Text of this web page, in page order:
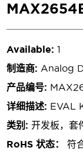
Available: 1
制造商: Analog
产品编号:
详细描述: EVAL
类别: 开发板，套
RoHS 状态：
符